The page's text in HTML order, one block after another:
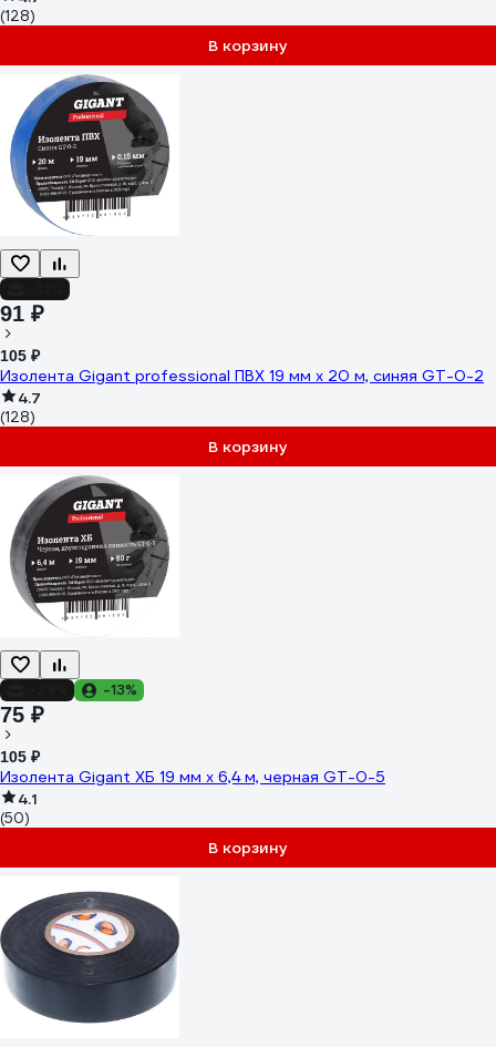
(128)
В корзину
91 ₽
105 ₽
Изолента Gigant professional ПВХ 19 мм х 20 м, синяя GT-0-2
4.7
(128)
В корзину
-13%
75 ₽
105 ₽
Изолента Gigant ХБ 19 мм х 6,4 м, черная GT-0-5
4.1
(50)
В корзину